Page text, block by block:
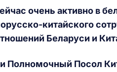
очень активно в
китайского
Беларуси и
Полномочный Посол